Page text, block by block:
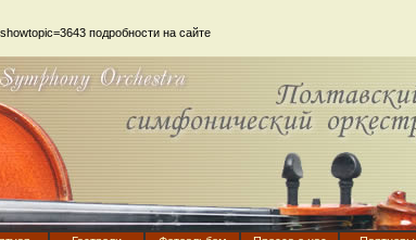
подробности на сайте